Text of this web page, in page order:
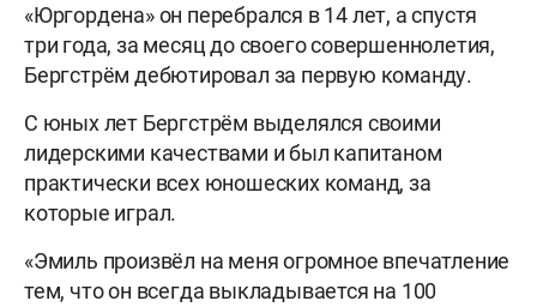
«Юргордена» он перебрался в 14 лет, а спустя
три года, за месяц до своего совершеннолетия,
Бергстрём дебютировал за первую команду.
С юных лет Бергстрём выделялся своими
лидерскими качествами и был капитаном
практически всех юношеских команд, за
которые играл.
«Эмиль произвёл на меня огромное впечатление
тем, что он всегда выкладывается на 100